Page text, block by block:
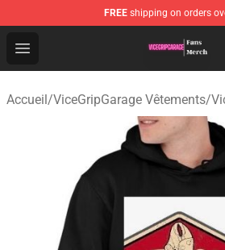
FREE shipping on orders
Open menu
ViceGripGarage Store - Official
Accueil/ViceGripGarage Vêtements/